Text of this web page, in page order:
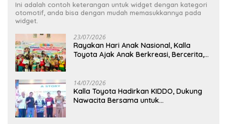
Ini adalah contoh keterangan untuk widget dengan kategori
otomotif, anda bisa dengan mudah memasukkannya pada
widget.
23/07/2026
Rayakan Hari Anak Nasional, Kalla
Toyota Ajak Anak Berkreasi, Bercerita,
14/07/2026
Kalla Toyota Hadirkan KIDDO, Dukung
Nawacita Bersama untuk